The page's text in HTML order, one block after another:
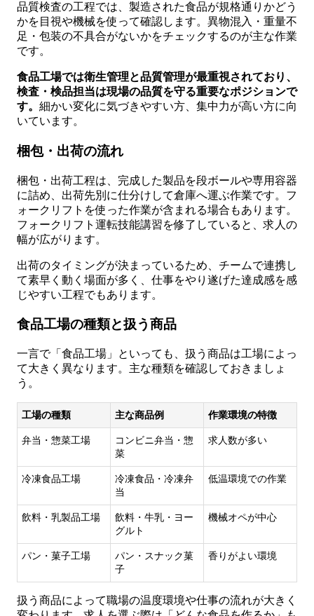
品質検査の工程では、製造された食品が規格通りかどう
かを目視や機械を使って確認します。異物混入・重量不
足・包装の不具合がないかをチェックするのが主な作業
です。
食品工場では衛生管理と品質管理が最重視されており、
検査・検品担当は現場の品質を守る重要なポジションで
す。 細かい変化に気づきやすい方、集中力が高い方に向
いています。
梱包・出荷の流れ
梱包・出荷工程は、完成した製品を段ボールや専用容器
に詰め、出荷先別に仕分けして倉庫へ運ぶ作業です。フ
ォークリフトを使った作業が含まれる場合もあります。
フォークリフト運転技能講習を修了していると、求人の
幅が広がります。
出荷のタイミングが決まっているため、チームで連携し
て素早く動く場面が多く、仕事をやり遂げた達成感を感
じやすい工程でもあります。
食品工場の種類と扱う商品
一言で「食品工場」といっても、扱う商品は工場によっ
て大きく異なります。主な種類を確認しておきましょ
う。
工場の種類 主な商品例 作業環境の特徴
弁当・惣菜工場
コンビニ弁当・惣
菜
求人数が多い
冷凍食品工場
冷凍食品・冷凍弁
当
低温環境での作業
飲料・乳製品工場
飲料・牛乳・ヨー
グルト
機械オペが中心
パン・菓子工場
パン・スナック菓
子
香りがよい環境
扱う商品によって職場の温度環境や仕事の流れが大きく